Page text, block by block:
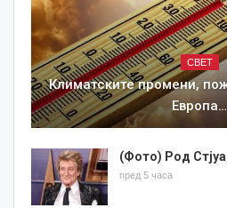
СВЕТ
Климатските промени,
Европа…
(Фото) Род
пред 5 часа